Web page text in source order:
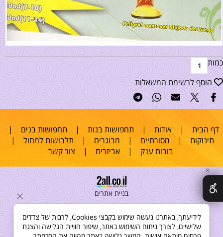
כמות
הוסף לרשימת המשאלות
דף הבית |אודות | תחפושות בנות | תחפושות בנים |
תינוקות | מסורתיים | מבוגרים | תלבושות למחול |
בובות ענק |אביזרים | צור קשר
בניית אתרים
✕
לידיעתך, באתרנו נעשה שימוש בקבצי Cookies, לרבות של צדדים
שלישיים, לצורך ניתוח השימוש באתר, שיפור חוויית הגלישה והצגת